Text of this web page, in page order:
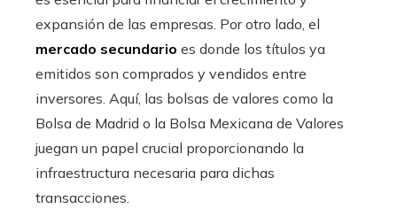
expansión de las empresas. Por otro lado, el
mercado secundario es donde los títulos ya
emitidos son comprados y vendidos entre
inversores. Aquí, las bolsas de valores como la
Bolsa de Madrid o la Bolsa Mexicana de Valores
juegan un papel crucial proporcionando la
infraestructura necesaria para dichas
transacciones.